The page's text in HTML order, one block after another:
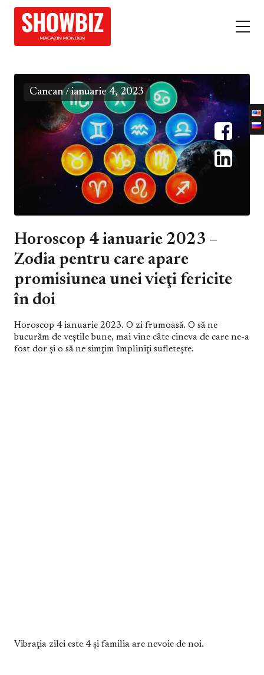
Cancan/ianuarie 4, 2023
Horoscop 4 ianuarie 2023 –
Zodia pentru care apare
promisiunea unei vieţi fericite
în doi
Horoscop 4 ianuarie 2023. O zi frumoasă. O să ne
bucurăm de veştile bune, mai vine câte cineva de care ne-a
fost dor şi o să ne simţim împliniţi sufleteşte.
Vibraţia zilei este 4 şi familia are nevoie de noi.